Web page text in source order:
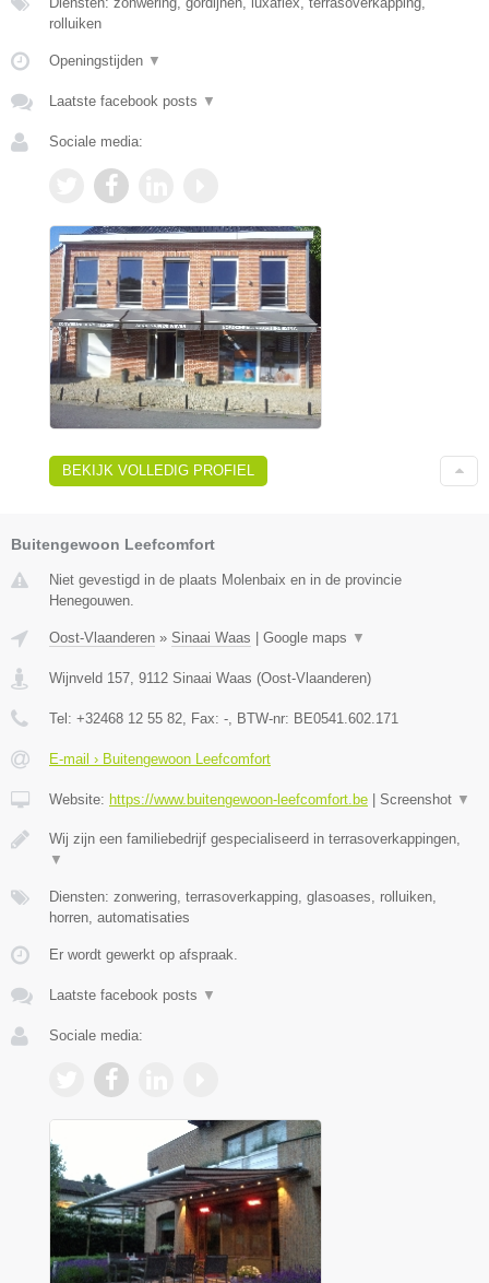
rolluiken
Openingstijden ▼
Laatste facebook posts ▼
Sociale media:
BEKIJK VOLLEDIG PROFIEL
Buitengewoon Leefcomfort
Niet gevestigd in de plaats Molenbaix en in de provincie
Henegouwen.
Oost-Vlaanderen » Sinaai Waas Google maps ▼
Wijnveld 157, 9112 Sinaai Waas (Oost-Vlaanderen)
Tel: +32468 12 55 82, Fax: -, BTW-nr: BE0541.602.171
E-mail › Buitengewoon Leefcomfort
Website: https://www.buitengewoon-leefcomfort.be Screenshot ▼
Wij zijn een familiebedrijf gespecialiseerd in terrasoverkappingen,
▼
Diensten: zonwering, terrasoverkapping, glasoases, rolluiken,
horren, automatisaties
Er wordt gewerkt op afspraak.
Laatste facebook posts ▼
Sociale media: